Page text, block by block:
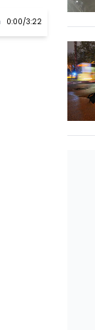
0:00/3:22